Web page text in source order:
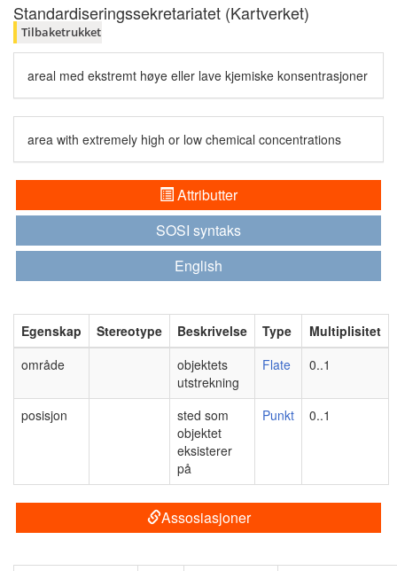
Standardiseringssekretariatet (Kartverket)
Tilbaketrukket
areal med ekstremt høye eller lave kjemiske konsentrasjoner
area with extremely high or low chemical concentrations
Attributter
SOSI syntaks
English
Egenskap Stereotype Beskrivelse Type
Multiplisitet
område
objektets
utstrekning
Flate 0..1
posisjon
sted som
objektet
eksisterer
på
Punkt 0..1
Assosiasjoner